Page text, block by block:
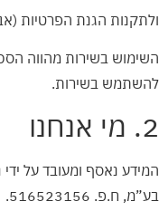
ולתקנות הגנת הפרטיות
השימוש בשירות מהווה
להשתמש בשירות.
2. מי אנחנו
המידע נאסף ומעובד על ידי
בע”מ, ח.פ. 516523156.